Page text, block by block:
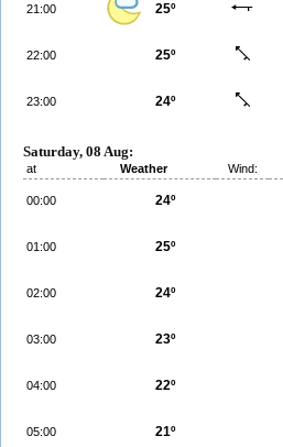
21:00 25º
22:00 25º
23:00 24º
Saturday, 08 Aug:
at Weather Wind:
00:00 24º
01:00 25º
02:00 24º
03:00 23º
04:00 22º
05:00 21º